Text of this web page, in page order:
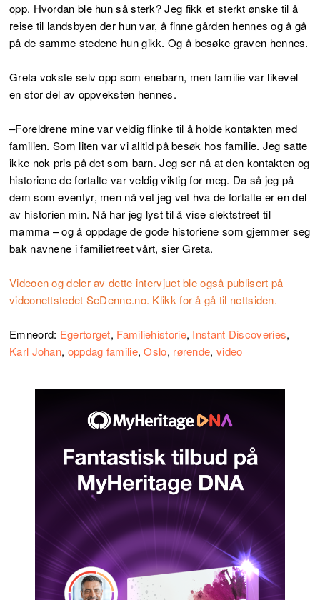
opp. Hvordan ble hun så sterk? Jeg fikk et sterkt ønske til å
reise til landsbyen der hun var, å finne gården hennes og å gå
på de samme stedene hun gikk. Og å besøke graven hennes.
Greta vokste selv opp som enebarn, men familie var likevel
en stor del av oppveksten hennes.
–Foreldrene mine var veldig flinke til å holde kontakten med
familien. Som liten var vi alltid på besøk hos familie. Jeg satte
ikke nok pris på det som barn. Jeg ser nå at den kontakten og
historiene de fortalte var veldig viktig for meg. Da så jeg på
dem som eventyr, men nå vet jeg vet hva de fortalte er en del
av historien min. Nå har jeg lyst til å vise slektstreet til
mamma – og å oppdage de gode historiene som gjemmer seg
bak navnene i familietreet vårt, sier Greta.
Videoen og deler av dette intervjuet ble også publisert på
videonettstedet SeDenne.no. Klikk for å gå til nettsiden.
Emneord: Egertorget, Familiehistorie, Instant Discoveries,
Karl Johan, oppdag familie,Oslo, rørende, video